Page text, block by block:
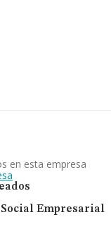
en esta empresa
Empresarial